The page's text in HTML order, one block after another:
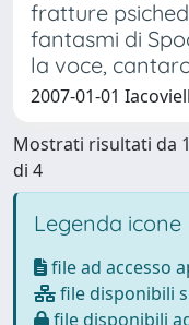
fratture
fantasmi di
la voce,
2007-01-01
Mostrati risultati da
di 4
Legenda icone
file ad accesso
file disponibili
file disponibili